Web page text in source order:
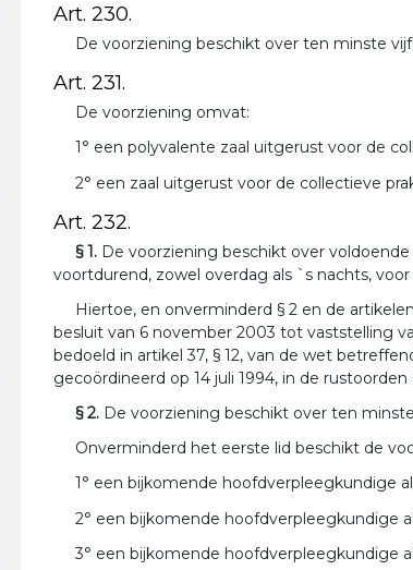
Art. 230.
De voorziening beschikt over ten minste
Art. 231.
De voorziening omvat:
1° een polyvalente zaal uitgerust voor de
2° een zaal uitgerust voor de collectieve
Art. 232.
§ 1. De voorziening beschikt over
voortdurend, zowel overdag als `s nachts,
Hiertoe, en onverminderd § 2 en de
besluit van 6 november 2003 tot vaststelling
bedoeld in artikel 37, § 12, van de wet
gecoördineerd op 14 juli 1994, in de
§ 2. De voorziening beschikt over ten
Onverminderd het eerste lid beschikt de
1° een bijkomende hoofdverpleegkundige
2° een bijkomende hoofdverpleegkundige
3° een bijkomende hoofdverpleegkundige